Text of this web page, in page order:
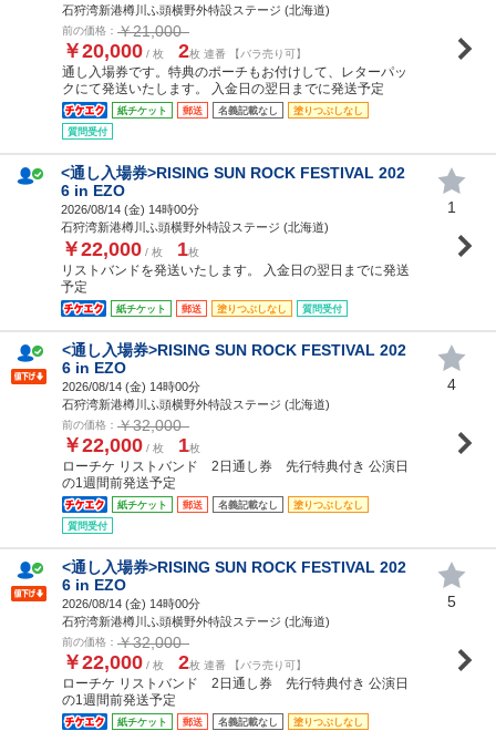
石狩湾新港樽川ふ頭横野外特設ステージ (北海道)
前の価格： ￥21,000
￥20,000 / 枚 2枚 連番 【バラ売り可】
通し入場券です。特典のポーチもお付けして、レターパッ
クにて発送いたします。 入金日の翌日までに発送予定
紙チケット 郵送 名義記載なし
塗りつぶしなし
質問受付
<通し入場券>RISING SUN ROCK FESTIVAL 202
6 in EZO
2026/08/14 (金) 14時00分
石狩湾新港樽川ふ頭横野外特設ステージ (北海道)
￥22,000 / 枚 1枚
リストバンドを発送いたします。 入金日の翌日までに発送
予定
紙チケット 郵送 塗りつぶしなし 質問受付
1
<通し入場券>RISING SUN ROCK FESTIVAL 202
6 in EZO
2026/08/14 (金) 14時00分
石狩湾新港樽川ふ頭横野外特設ステージ (北海道)
前の価格： ￥32,000
￥22,000 / 枚 1枚
ローチケ リストバンド 2日通し券 先行特典付き 公演日
の1週間前発送予定
紙チケット 郵送 名義記載なし
塗りつぶしなし
質問受付
4
<通し入場券>RISING SUN ROCK FESTIVAL 202
6 in EZO
2026/08/14 (金) 14時00分
石狩湾新港樽川ふ頭横野外特設ステージ (北海道)
前の価格： ￥32,000
￥22,000 / 枚 2枚 連番 【バラ売り可】
ローチケ リストバンド 2日通し券 先行特典付き 公演日
の1週間前発送予定
紙チケット 郵送 名義記載なし
塗りつぶしなし
5